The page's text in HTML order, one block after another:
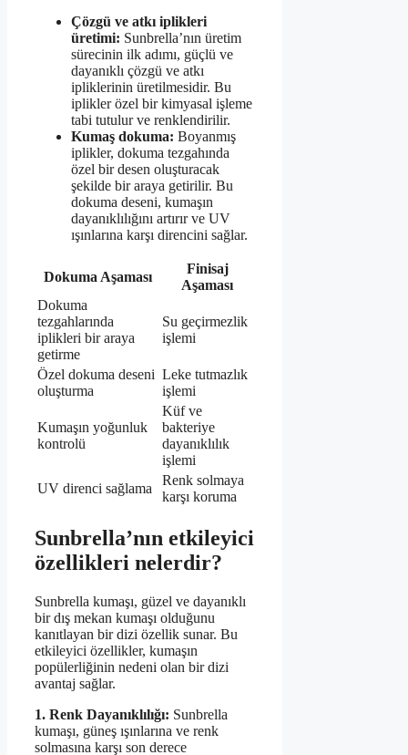
Çözgü ve atkı iplikleri
üretimi: Sunbrella’nın üretim
sürecinin ilk adımı, güçlü ve
dayanıklı çözgü ve atkı
ipliklerinin üretilmesidir. Bu
iplikler özel bir kimyasal işleme
tabi tutulur ve renklendirilir.
Kumaş dokuma: Boyanmış
iplikler, dokuma tezgahında
özel bir desen oluşturacak
şekilde bir araya getirilir. Bu
dokuma deseni, kumaşın
dayanıklılığını artırır ve UV
ışınlarına karşı direncini sağlar.
Dokuma Aşaması
Finisaj
Aşaması
Dokuma
tezgahlarında
iplikleri bir araya
getirme
Su geçirmezlik
işlemi
Özel dokuma deseni
oluşturma
Leke tutmazlık
işlemi
Kumaşın yoğunluk
kontrolü
Küf ve
bakteriye
dayanıklılık
işlemi
UV direnci sağlama
Renk solmaya
karşı koruma
Sunbrella’nın etkileyici
özellikleri nelerdir?
Sunbrella kumaşı, güzel ve dayanıklı
bir dış mekan kumaşı olduğunu
kanıtlayan bir dizi özellik sunar. Bu
etkileyici özellikler, kumaşın
popülerliğinin nedeni olan bir dizi
avantaj sağlar.
1. Renk Dayanıklılığı: Sunbrella
kumaşı, güneş ışınlarına ve renk
solmasına karşı son derece